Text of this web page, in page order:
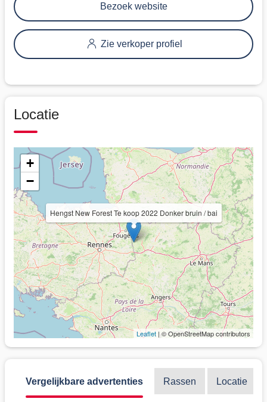
Bezoek website
Zie verkoper profiel
Locatie
Hengst New Forest Te koop 2022 Donker bruin / bai
+
−
Leaflet| © OpenStreetMap contributors
Vergelijkbare advertenties Rassen Locatie